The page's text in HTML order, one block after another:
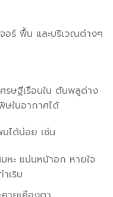
จอร์ พื้น และบริเวณต่างๆ
รษฐีเรือนใน ต้นพลูด่าง
ษในอากาศได้
ได้บ่อย เช่น
หะ แน่นหน้าอก หายใจ
เริบ